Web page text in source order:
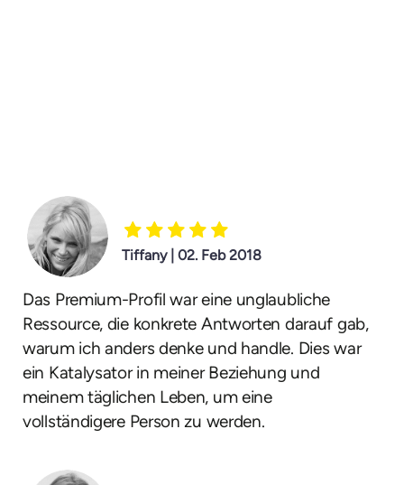
Tiffany | 02. Feb 2018
Das Premium-Profil war eine unglaubliche
Ressource, die konkrete Antworten darauf gab,
warum ich anders denke und handle. Dies war
ein Katalysator in meiner Beziehung und
meinem täglichen Leben, um eine
vollständigere Person zu werden.